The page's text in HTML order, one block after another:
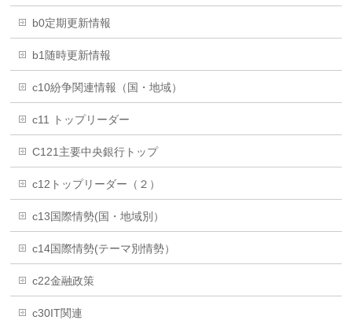
b0定期更新情報
b1随時更新情報
c10紛争関連情報（国・地域）
c11 トップリーダー
C121主要中央銀行トップ
c12トップリーダー（２）
c13国際情勢(国・地域別）
c14国際情勢(テーマ別情勢）
c22金融政策
c30IT関連